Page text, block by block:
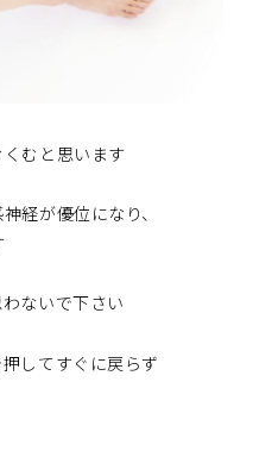
むと思います
経が優位になり、
ないで下さい
してすぐに戻らず